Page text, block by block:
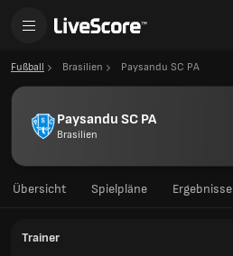
Fußball Brasilien Paysandu SC PA
Paysandu SC PA
Brasilien
Übersicht Spielpläne Ergebnisse
Trainer